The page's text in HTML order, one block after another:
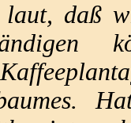
laut, daß